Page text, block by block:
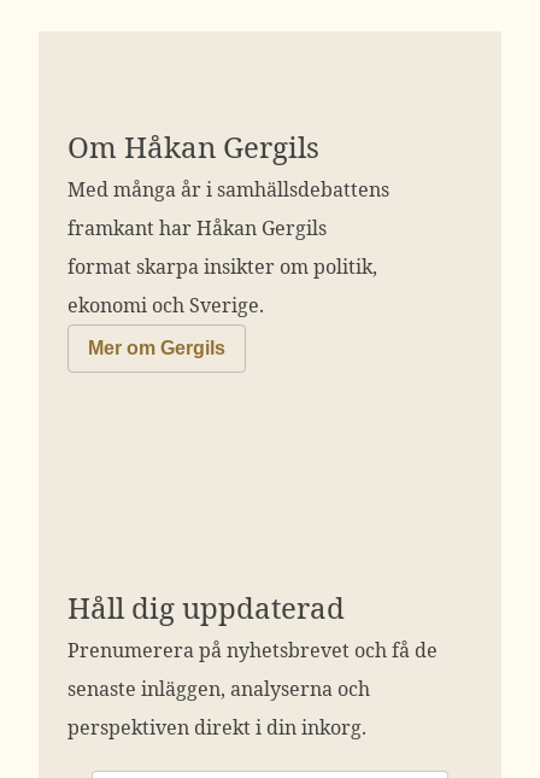
Om Håkan Gergils
Med många år i samhällsdebattens
framkant har Håkan Gergils
format skarpa insikter om politik,
ekonomi och Sverige.
Mer om Gergils
Håll dig uppdaterad
Prenumerera på nyhetsbrevet och få de
senaste inläggen, analyserna och
perspektiven direkt i din inkorg.